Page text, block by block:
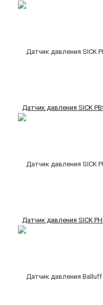
Датчик давления SICK
Датчик давления SICK